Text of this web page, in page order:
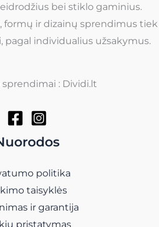
bei stiklo gaminius.
formų ir dizainų sprendimus tiek
pagal individualius užsakymus.
: Dividi.lt
politika
taisyklės
ir garantija
pristatymas